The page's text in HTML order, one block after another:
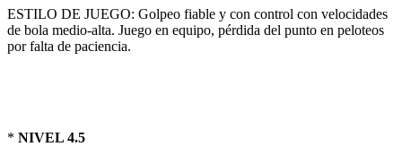
ESTILO DE JUEGO: Golpeo fiable y con control con velocidades
de bola medio-alta. Juego en equipo, pérdida del punto en peloteos
por falta de paciencia.
* NIVEL 4.5